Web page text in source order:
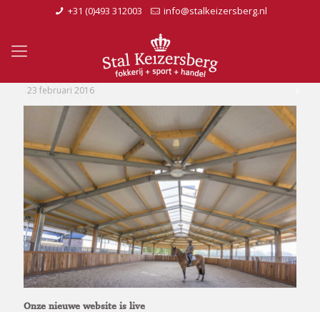
+31 (0)493 312003 info@stalkeizersberg.nl
23 februari 2016
Onze nieuwe website is live